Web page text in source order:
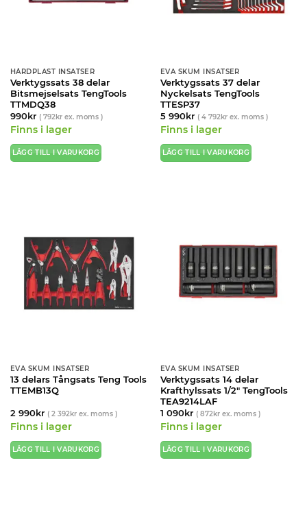
HÅRDPLAST INSATSER
Verktygssats 38 delar
Bitsmejselsats TengTools
TTMDQ38
990kr ( 792krex. moms )
Finns i lager
LÄGG TILL I VARUKORG
EVA SKUM INSATSER
Verktygssats 37 delar
Nyckelsats TengTools
TTESP37
5 990kr ( 4 792krex. moms )
Finns i lager
LÄGG TILL I VARUKORG
EVA SKUM INSATSER
13 delars Tångsats Teng Tools
TTEMB13Q
2 990kr ( 2 392krex. moms )
Finns i lager
LÄGG TILL I VARUKORG
EVA SKUM INSATSER
Verktygssats 14 delar
Krafthylssats 1/2″ TengTools
TEA9214LAF
1 090kr ( 872krex. moms )
Finns i lager
LÄGG TILL I VARUKORG